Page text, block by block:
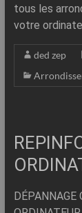
tous les
votre
ded zep
DÉPANNAGE